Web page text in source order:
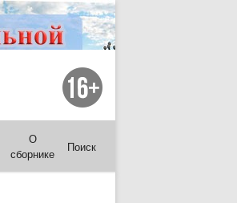
О
сборнике
Поиск